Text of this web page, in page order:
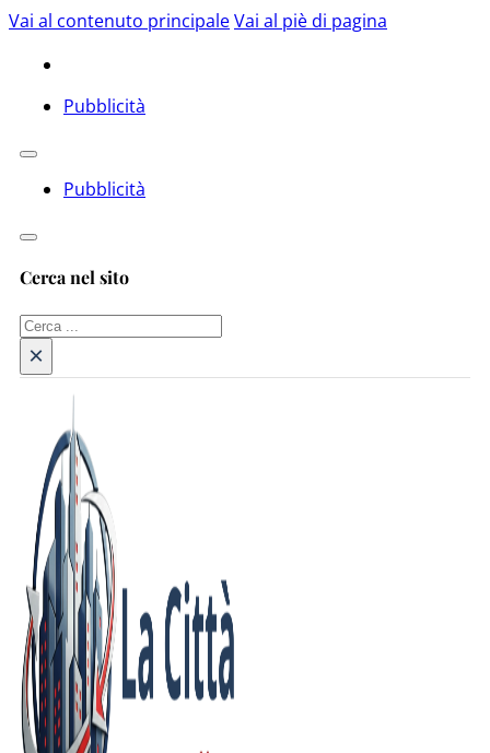
Vai al contenuto principaleVai al piè di pagina
Pubblicità
Pubblicità
Cerca nel sito
Cerca
×